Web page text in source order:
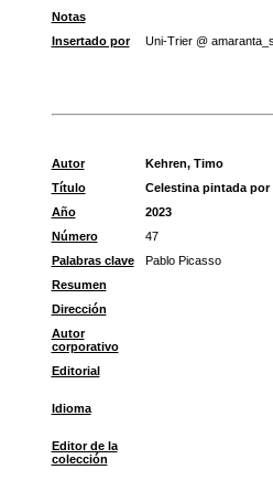
Notas
Insertado por
Uni-Trier @
Autor
Kehren, Timo
Título
Celestina pintada
Año
2023
Número
47
Palabras clave
Pablo Picasso
Resumen
Dirección
Autor
corporativo
Editorial
Idioma
Editor de la
colección